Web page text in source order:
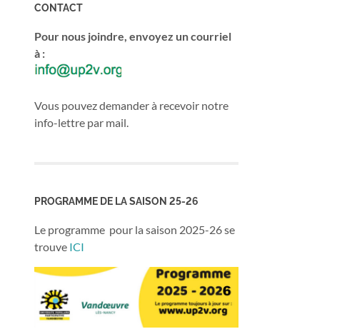
CONTACT
Pour nous joindre, envoyez un courriel
à :
Vous pouvez demander à recevoir notre
info-lettre par mail.
PROGRAMME DE LA SAISON 25-26
Le programme pour la saison 2025-26 se
trouve ICI